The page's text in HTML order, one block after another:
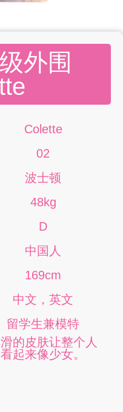
外围
Colette
02
波士顿
48kg
D
中国人
169cm
中文，英文
留学生兼模特
的皮肤让整个人
看起来像少女。